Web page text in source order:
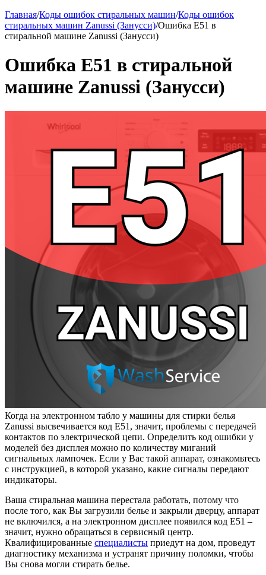
Главная/Коды ошибок стиральных машин/Коды ошибок
стиральных машин Zanussi (Занусси)/Ошибка E51 в
стиральной машине Zanussi (Занусси)
Ошибка E51 в стиральной
машине Zanussi (Занусси)
Когда на электронном табло у машины для стирки белья
Zanussi высвечивается код E51, значит, проблемы с передачей
контактов по электрической цепи. Определить код ошибки у
моделей без дисплея можно по количеству миганий
сигнальных лампочек. Если у Вас такой аппарат, ознакомьтесь
с инструкцией, в которой указано, какие сигналы передают
индикаторы.
Ваша стиральная машина перестала работать, потому что
после того, как Вы загрузили белье и закрыли дверцу, аппарат
не включился, а на электронном дисплее появился код Е51 –
значит, нужно обращаться в сервисный центр.
Квалифицированные специалисты приедут на дом, проведут
диагностику механизма и устранят причину поломки, чтобы
Вы снова могли стирать белье.